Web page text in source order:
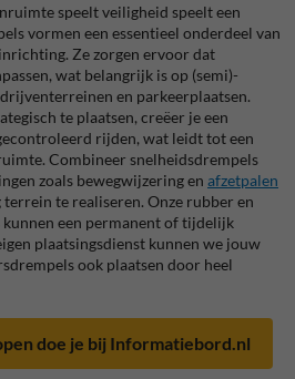
speelt veiligheid speelt een
vormen een essentieel onderdeel van
Ze zorgen ervoor dat
wat belangrijk is op (semi)-
en parkeerplaatsen.
te plaatsen, creëer je een
rijden, wat leidt tot een
Combineer snelheidsdrempels
zoals bewegwijzering en afzetpalen
te realiseren. Onze rubber en
een permanent of tijdelijk
plaatsingsdienst kunnen we jouw
ook plaatsen door heel
doe je bij Informatiebord.nl